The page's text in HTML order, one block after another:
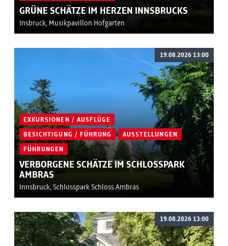
GRÜNE SCHÄTZE IM HERZEN INNSBRUCKS
Insbruck, Musikpavillon Hofgarten
EXKURSIONEN / AUSFLÜGE
BESICHTIGUNG / FÜHRUNG AUSSTELLUNGEN
FÜHRUNGEN
VERBORGENE SCHÄTZE IM SCHLOSSPARK
AMBRAS
Innsbruck, Schlosspark Schloss Ambras
19.08.2026 13:00
19.08.2026 13:00